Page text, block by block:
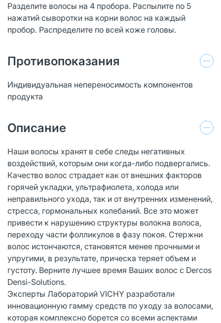
Разделите волосы на 4 пробора. Распылите по 5
нажатий сыворотки на корни волос на каждый
пробор. Распределите по всей коже головы.
Противопоказания
Индивидуальная непереносимость компонентов
продукта
Описание
Наши волосы хранят в себе следы негативных
воздействий, которым они когда-либо подвергались.
Качество волос страдает как от внешних факторов
горячей укладки, ультрафиолета, холода или
неправильного ухода, так и от внутренних изменений,
стресса, гормональных колебаний. Все это может
привести к нарушению структуры волокна волоса,
переходу части фолликулов в фазу покоя. Стержни
волос истончаются, становятся менее прочными и
упругими, в результате, прическа теряет объем и
густоту. Верните лучшее время Ваших волос с Dercos
Densi-Solutions.
Эксперты Лабораторий VICHY разработали
инновационную гамму средств по уходу за волосами,
которая комплексно борется со всеми аспектами